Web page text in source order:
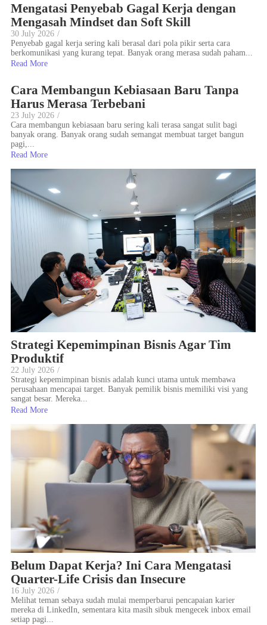
Mengatasi Penyebab Gagal Kerja dengan
Mengasah Mindset dan Soft Skill
30 July 2026 /
Penyebab gagal kerja sering kali berasal dari pola pikir serta cara
berkomunikasi yang kurang tepat. Banyak orang merasa sudah paham...
Read More
Cara Membangun Kebiasaan Baru Tanpa
Harus Merasa Terbebani
23 July 2026 /
Cara membangun kebiasaan baru sering kali terasa sangat sulit bagi
banyak orang. Banyak orang sudah semangat membuat target bangun
pagi,...
Read More
Strategi Kepemimpinan Bisnis Agar Tim
Produktif
22 July 2026 /
Strategi kepemimpinan bisnis adalah kunci utama untuk membawa
perusahaan mencapai target. Banyak pemilik bisnis memiliki visi yang
sangat besar. Mereka...
Read More
Belum Dapat Kerja? Ini Cara Mengatasi
Quarter-Life Crisis dan Insecure
16 July 2026 /
Melihat teman sebaya sudah mulai memperbarui pencapaian karier
mereka di LinkedIn, sementara kita masih sibuk mengecek inbox email
setiap pagi...